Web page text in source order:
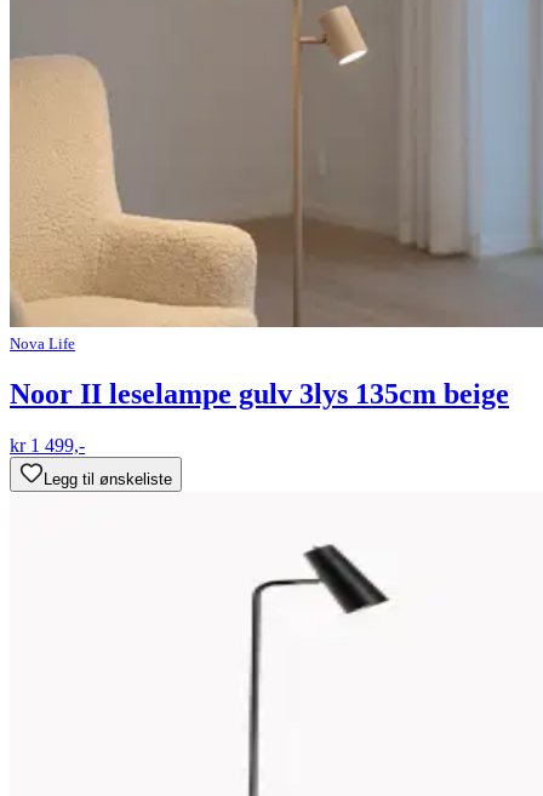
Nova Life
Noor II leselampe gulv 3lys 135cm beige
kr 1 499,-
Legg til ønskeliste